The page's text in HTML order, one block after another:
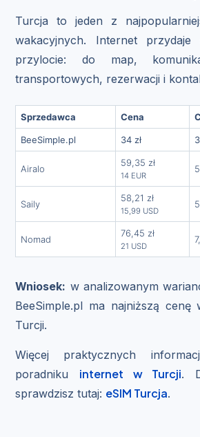
Turcja to jeden z
wakacyjnych. Internet
przylocie: do map,
transportowych, rezerwacji i
Sprzedawca Cena
BeeSimple.pl 34 zł
Airalo
59,35 zł
14 EUR
Saily
58,21 zł
15,99 USD
Nomad
76,45 zł
21 USD
Wniosek: w analizowanym
BeeSimple.pl ma najniższą cenę
Turcji.
Więcej praktycznych
poradniku internet w Turcji.
sprawdzisz tutaj: eSIM Turcja.